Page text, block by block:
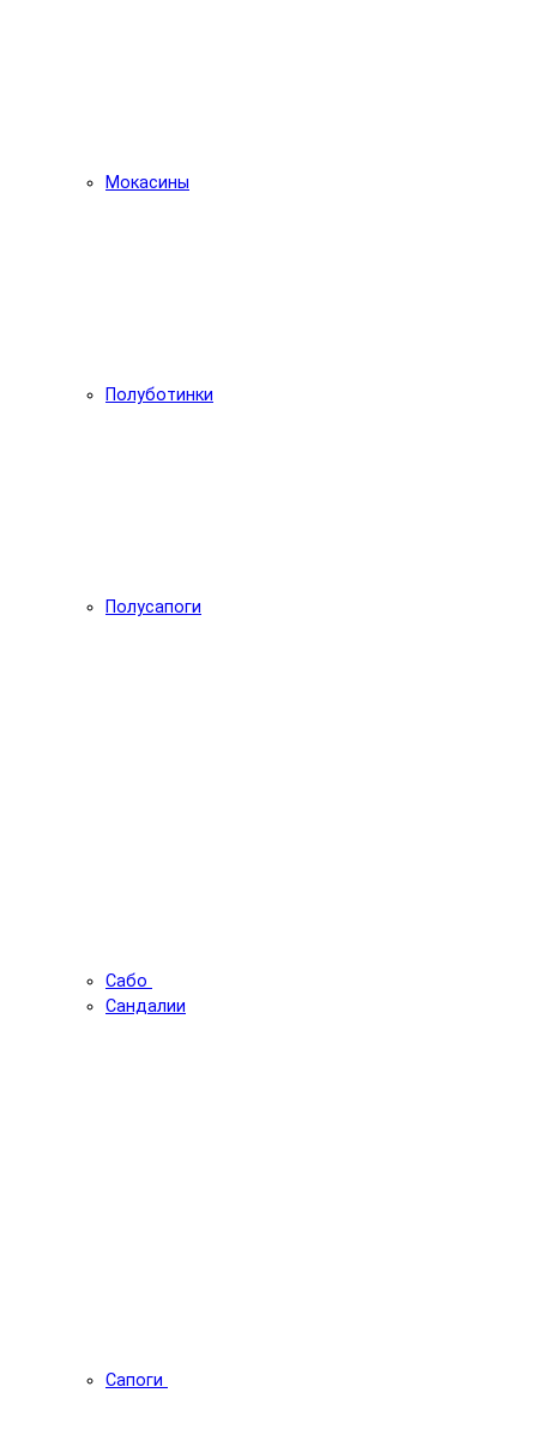
Мокасины
Полуботинки
Полусапоги
Сабо
Сандалии
Сапоги